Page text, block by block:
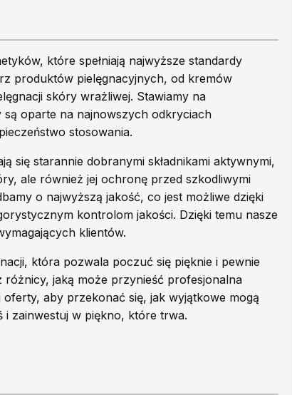
które spełniają najwyższe standardy
produktów pielęgnacyjnych, od kremów
skóry wrażliwej. Stawiamy na
oparte na najnowszych odkryciach
stosowania.
się starannie dobranymi składnikami aktywnymi,
ale również jej ochronę przed szkodliwymi
o najwyższą jakość, co jest możliwe dzięki
kontrolom jakości. Dzięki temu nasze
klientów.
która pozwala poczuć się pięknie i pewnie
różnicy, jaką może przynieść profesjonalna
aby przekonać się, jak wyjątkowe mogą
i zainwestuj w piękno, które trwa.